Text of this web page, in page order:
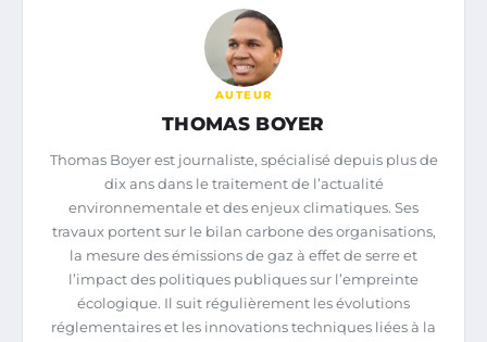
AUTEUR
THOMAS BOYER
Thomas Boyer est journaliste, spécialisé depuis plus de
dix ans dans le traitement de l’actualité
environnementale et des enjeux climatiques. Ses
travaux portent sur le bilan carbone des organisations,
la mesure des émissions de gaz à effet de serre et
l’impact des politiques publiques sur l’empreinte
écologique. Il suit régulièrement les évolutions
réglementaires et les innovations techniques liées à la